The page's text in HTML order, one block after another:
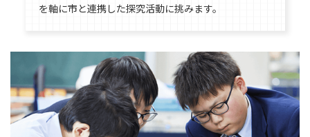
を軸に市と連携した探究活動に挑みます。